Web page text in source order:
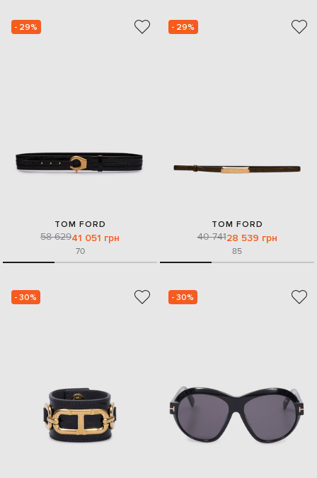
- 29%
TOM FORD
58 62941 051 грн
70
- 29%
TOM FORD
40 74128 539 грн
85
- 30% - 30%